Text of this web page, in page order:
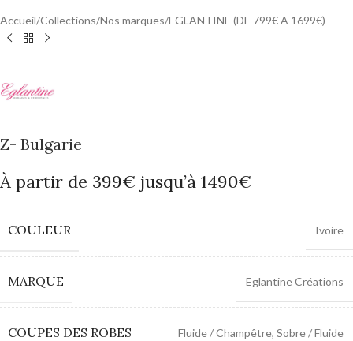
Accueil/Collections/Nos marques/EGLANTINE (DE 799€ A 1699€)
Z- Bulgarie
À partir de 399€ jusqu’à 1490€
COULEUR Ivoire
MARQUE Eglantine Créations
COUPES DES ROBES Fluide / Champêtre, Sobre / Fluide